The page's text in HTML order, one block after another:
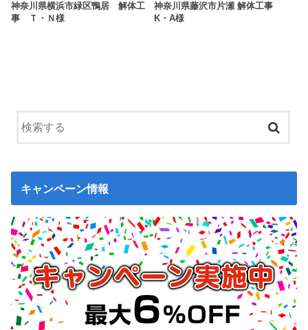
神奈川県横浜市緑区鴨居 解体工
事 Ｔ・Ｎ様
神奈川県藤沢市片瀬 解体工事
K・A様
キャンペーン情報